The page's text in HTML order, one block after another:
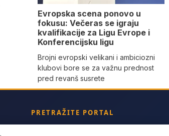
Evropska scena ponovo u
fokusu: Večeras se igraju
kvalifikacije za Ligu Evrope i
Konferencijsku ligu
Brojni evropski velikani i ambiciozni
klubovi bore se za važnu prednost
pred revanš susrete
PRETRAŽITE PORTAL